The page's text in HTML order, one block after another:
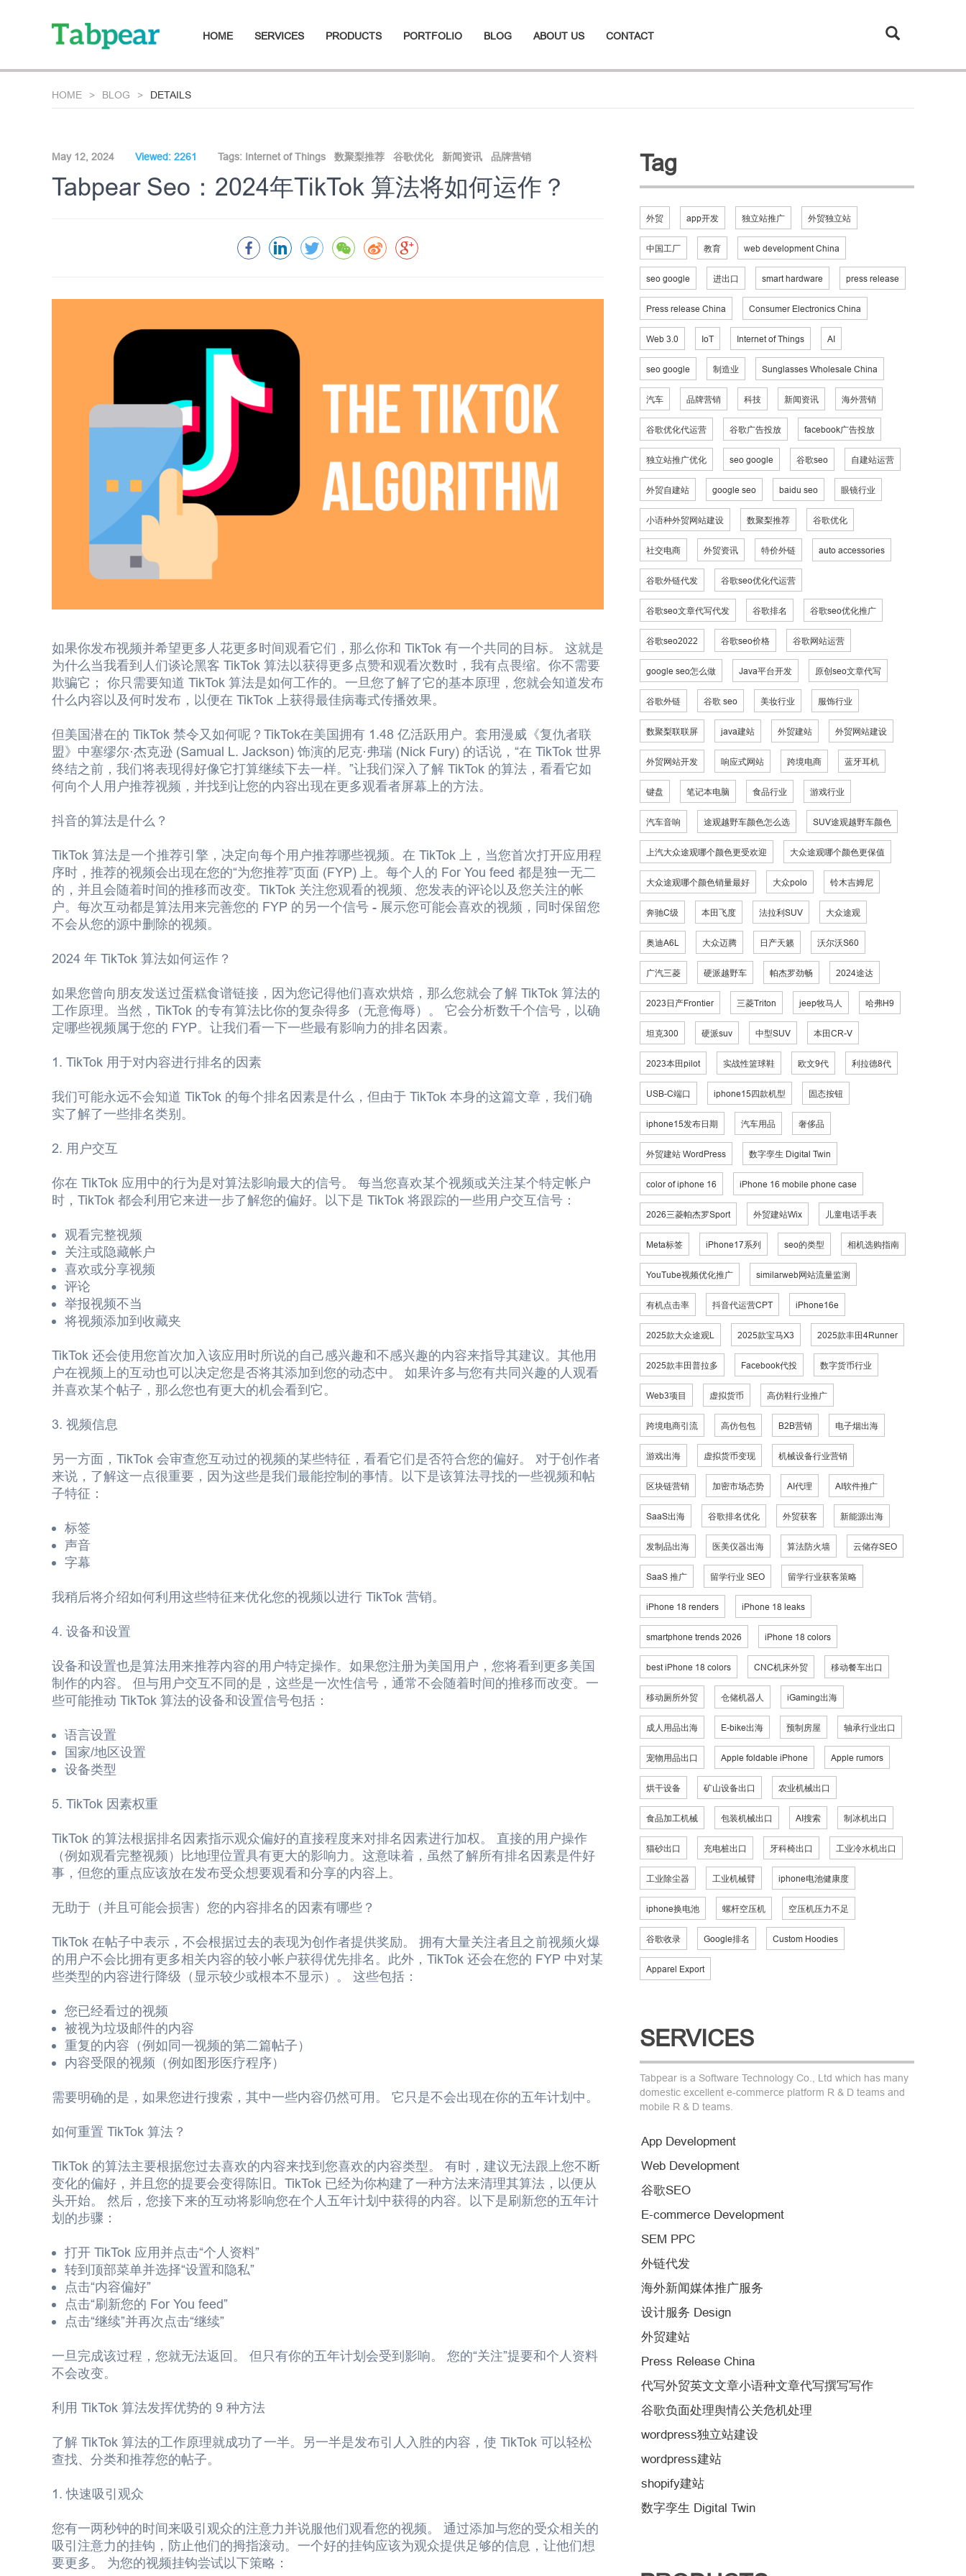
HOME SERVICES PRODUCTS PORTFOLIO BLOG ABOUT US CONTACT
HOME BLOG DETAILS
May 12, 2024 Viewed: 2261 Tags: Internet of Things 数聚梨推荐 谷歌优化 新闻资讯 品牌营销
Tabpear Seo：2024年TikTok 算法将如何运作？
如果你发布视频并希望更多人花更多时间观看它们，那么你和 TikTok 有一个共同的目标。 这就是
为什么当我看到人们谈论黑客 TikTok 算法以获得更多点赞和观看次数时，我有点畏缩。你不需要
欺骗它； 你只需要知道 TikTok 算法是如何工作的。一旦您了解了它的基本原理，您就会知道发布
什么内容以及何时发布，以便在 TikTok 上获得最佳病毒式传播效果。
但美国潜在的 TikTok 禁令又如何呢？TikTok在美国拥有 1.48 亿活跃用户。套用漫威《复仇者联
盟》中塞缪尔·杰克逊 (Samual L. Jackson) 饰演的尼克·弗瑞 (Nick Fury) 的话说，“在 TikTok 世界
终结之前，我们将表现得好像它打算继续下去一样。”让我们深入了解 TikTok 的算法，看看它如
何向个人用户推荐视频，并找到让您的内容出现在更多观看者屏幕上的方法。
抖音的算法是什么？
TikTok 算法是一个推荐引擎，决定向每个用户推荐哪些视频。在 TikTok 上，当您首次打开应用程
序时，推荐的视频会出现在您的“为您推荐”页面 (FYP) 上。每个人的 For You feed 都是独一无二
的，并且会随着时间的推移而改变。TikTok 关注您观看的视频、您发表的评论以及您关注的帐
户。每次互动都是算法用来完善您的 FYP 的另一个信号 - 展示您可能会喜欢的视频，同时保留您
不会从您的源中删除的视频。
2024 年 TikTok 算法如何运作？
如果您曾向朋友发送过蛋糕食谱链接，因为您记得他们喜欢烘焙，那么您就会了解 TikTok 算法的
工作原理。当然，TikTok 的专有算法比你的复杂得多（无意侮辱）。 它会分析数千个信号，以确
定哪些视频属于您的 FYP。让我们看一下一些最有影响力的排名因素。
1. TikTok 用于对内容进行排名的因素
我们可能永远不会知道 TikTok 的每个排名因素是什么，但由于 TikTok 本身的这篇文章，我们确
实了解了一些排名类别。
2. 用户交互
你在 TikTok 应用中的行为是对算法影响最大的信号。 每当您喜欢某个视频或关注某个特定帐户
时，TikTok 都会利用它来进一步了解您的偏好。以下是 TikTok 将跟踪的一些用户交互信号：
观看完整视频
关注或隐藏帐户
喜欢或分享视频
评论
举报视频不当
将视频添加到收藏夹
TikTok 还会使用您首次加入该应用时所说的自己感兴趣和不感兴趣的内容来指导其建议。其他用
户在视频上的互动也可以决定您是否将其添加到您的动态中。 如果许多与您有共同兴趣的人观看
并喜欢某个帖子，那么您也有更大的机会看到它。
3. 视频信息
另一方面，TikTok 会审查您互动过的视频的某些特征，看看它们是否符合您的偏好。 对于创作者
来说，了解这一点很重要，因为这些是我们最能控制的事情。以下是该算法寻找的一些视频和帖
子特征：
标签
声音
字幕
我稍后将介绍如何利用这些特征来优化您的视频以进行 TikTok 营销。
4. 设备和设置
设备和设置也是算法用来推荐内容的用户特定操作。如果您注册为美国用户，您将看到更多美国
制作的内容。 但与用户交互不同的是，这些是一次性信号，通常不会随着时间的推移而改变。一
些可能推动 TikTok 算法的设备和设置信号包括：
语言设置
国家/地区设置
设备类型
5. TikTok 因素权重
TikTok 的算法根据排名因素指示观众偏好的直接程度来对排名因素进行加权。 直接的用户操作
（例如观看完整视频）比地理位置具有更大的影响力。这意味着，虽然了解所有排名因素是件好
事，但您的重点应该放在发布受众想要观看和分享的内容上。
无助于（并且可能会损害）您的内容排名的因素有哪些？
TikTok 在帖子中表示，不会根据过去的表现为创作者提供奖励。 拥有大量关注者且之前视频火爆
的用户不会比拥有更多相关内容的较小帐户获得优先排名。此外，TikTok 还会在您的 FYP 中对某
些类型的内容进行降级（显示较少或根本不显示）。 这些包括：
您已经看过的视频
被视为垃圾邮件的内容
重复的内容（例如同一视频的第二篇帖子）
内容受限的视频（例如图形医疗程序）
需要明确的是，如果您进行搜索，其中一些内容仍然可用。 它只是不会出现在你的五年计划中。
如何重置 TikTok 算法？
TikTok 的算法主要根据您过去喜欢的内容来找到您喜欢的内容类型。 有时，建议无法跟上您不断
变化的偏好，并且您的提要会变得陈旧。TikTok 已经为你构建了一种方法来清理其算法，以便从
头开始。 然后，您接下来的互动将影响您在个人五年计划中获得的内容。以下是刷新您的五年计
划的步骤：
打开 TikTok 应用并点击“个人资料”
转到顶部菜单并选择“设置和隐私”
点击“内容偏好”
点击“刷新您的 For You feed”
点击“继续”并再次点击“继续”
一旦完成该过程，您就无法返回。 但只有你的五年计划会受到影响。 您的“关注”提要和个人资料
不会改变。
利用 TikTok 算法发挥优势的 9 种方法
了解 TikTok 算法的工作原理就成功了一半。另一半是发布引人入胜的内容，使 TikTok 可以轻松
查找、分类和推荐您的帖子。
1. 快速吸引观众
您有一两秒钟的时间来吸引观众的注意力并说服他们观看您的视频。 通过添加与您的受众相关的
吸引注意力的挂钩，防止他们的拇指滚动。一个好的挂钩应该为观众提供足够的信息，让他们想
要更多。 为您的视频挂钩尝试以下策略：
Tag
外贸 app开发 独立站推广 外贸独立站
中国工厂 教育 web development China
seo google 进出口 smart hardware press release
Press release China Consumer Electronics China
Web 3.0 IoT Internet of Things AI
seo google 制造业 Sunglasses Wholesale China
汽车 品牌营销 科技 新闻资讯 海外营销
谷歌优化代运营 谷歌广告投放 facebook广告投放
独立站推广优化 seo google 谷歌seo 自建站运营
外贸自建站 google seo baidu seo 眼镜行业
小语种外贸网站建设 数聚梨推荐 谷歌优化
社交电商 外贸资讯 特价外链 auto accessories
谷歌外链代发 谷歌seo优化代运营
谷歌seo文章代写代发 谷歌排名 谷歌seo优化推广
谷歌seo2022 谷歌seo价格 谷歌网站运营
google seo怎么做 Java平台开发 原创seo文章代写
谷歌外链 谷歌 seo 美妆行业 服饰行业
数聚梨联联屏 java建站 外贸建站 外贸网站建设
外贸网站开发 响应式网站 跨境电商 蓝牙耳机
键盘 笔记本电脑 食品行业 游戏行业
汽车音响 途观越野车颜色怎么选 SUV途观越野车颜色
上汽大众途观哪个颜色更受欢迎 大众途观哪个颜色更保值
大众途观哪个颜色销量最好 大众polo 铃木吉姆尼
奔驰C级 本田飞度 法拉利SUV 大众途观
奥迪A6L 大众迈腾 日产天籁 沃尔沃S60
广汽三菱 硬派越野车 帕杰罗劲畅 2024途达
2023日产Frontier 三菱Triton jeep牧马人 哈弗H9
坦克300 硬派suv 中型SUV 本田CR-V
2023本田pilot 实战性篮球鞋 欧文9代 利拉德8代
USB-C端口 iphone15四款机型 固态按钮
iphone15发布日期 汽车用品 奢侈品
外贸建站 WordPress 数字孪生 Digital Twin
color of iphone 16 iPhone 16 mobile phone case
2026三菱帕杰罗Sport 外贸建站Wix 儿童电话手表
Meta标签 iPhone17系列 seo的类型 相机选购指南
YouTube视频优化推广 similarweb网站流量监测
有机点击率 抖音代运营CPT iPhone16e
2025款大众途观L 2025款宝马X3 2025款丰田4Runner
2025款丰田普拉多 Facebook代投 数字货币行业
Web3项目 虚拟货币 高仿鞋行业推广
跨境电商引流 高仿包包 B2B营销 电子烟出海
游戏出海 虚拟货币变现 机械设备行业营销
区块链营销 加密市场态势 AI代理 AI软件推广
SaaS出海 谷歌排名优化 外贸获客 新能源出海
发制品出海 医美仪器出海 算法防火墙 云储存SEO
SaaS 推广 留学行业 SEO 留学行业获客策略
iPhone 18 renders iPhone 18 leaks
smartphone trends 2026 iPhone 18 colors
best iPhone 18 colors CNC机床外贸 移动餐车出口
移动厕所外贸 仓储机器人 iGaming出海
成人用品出海 E-bike出海 预制房屋 轴承行业出口
宠物用品出口 Apple foldable iPhone Apple rumors
烘干设备 矿山设备出口 农业机械出口
食品加工机械 包装机械出口 AI搜索 制冰机出口
猫砂出口 充电桩出口 牙科椅出口 工业冷水机出口
工业除尘器 工业机械臂 iphone电池健康度
iphone换电池 螺杆空压机 空压机压力不足
谷歌收录 Google排名 Custom Hoodies
Apparel Export
SERVICES
Tabpear is a Software Technology Co., Ltd which has many
domestic excellent e-commerce platform R & D teams and
mobile R & D teams.
App Development
Web Development
谷歌SEO
E-commerce Development
SEM PPC
外链代发
海外新闻媒体推广服务
设计服务 Design
外贸建站
Press Release China
代写外贸英文文章小语种文章代写撰写写作
谷歌负面处理舆情公关危机处理
wordpress独立站建设
wordpress建站
shopify建站
数字孪生 Digital Twin